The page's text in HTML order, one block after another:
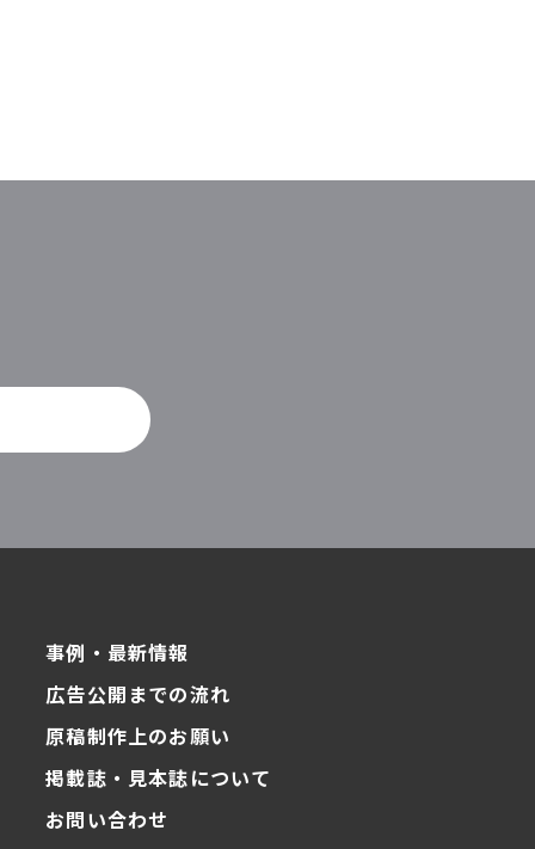
事例・最新情報
広告公開までの流れ
原稿制作上のお願い
掲載誌・見本誌について
お問い合わせ